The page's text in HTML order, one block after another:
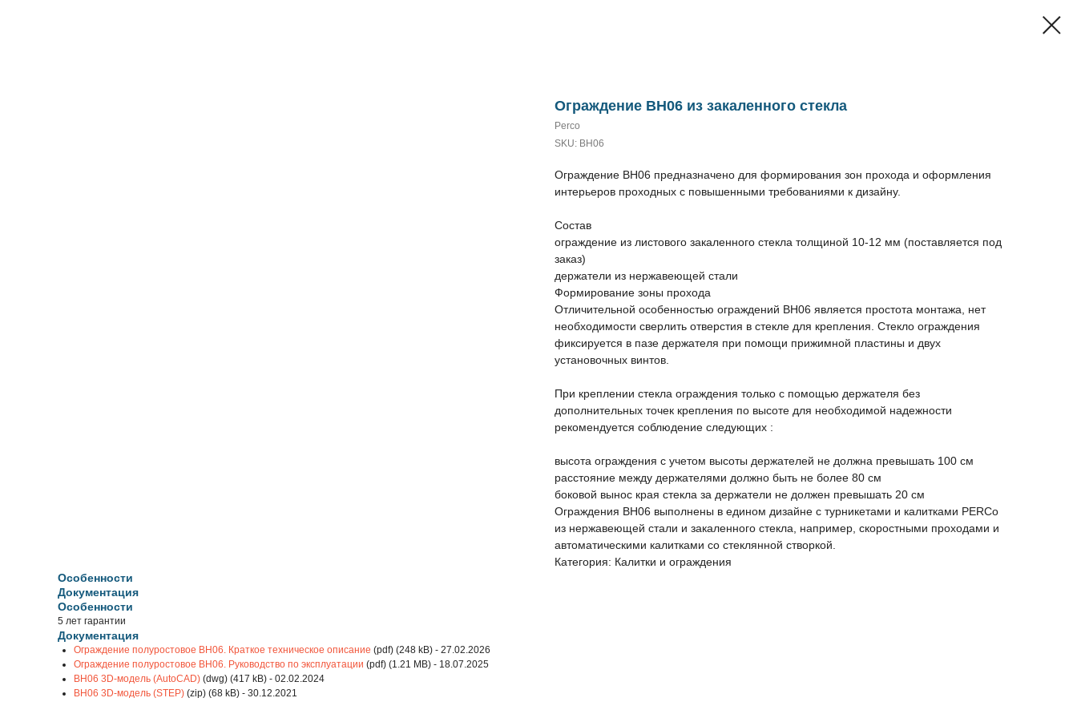
Ограждение BH06 из закаленного стекла
Perco
SKU: BH06
Ограждение BH06 предназначено для формирования зон прохода и оформления
интерьеров проходных с повышенными требованиями к дизайну.
Cостав
ограждение из листового закаленного стекла толщиной 10-12 мм (поставляется под
заказ)
держатели из нержавеющей стали
Формирование зоны прохода
Отличительной особенностью ограждений BH06 является простота монтажа, нет
необходимости сверлить отверстия в стекле для крепления. Стекло ограждения
фиксируется в пазе держателя при помощи прижимной пластины и двух
установочных винтов.
При креплении стекла ограждения только с помощью держателя без
дополнительных точек крепления по высоте для необходимой надежности
рекомендуется соблюдение следующих :
высота ограждения с учетом высоты держателей не должна превышать 100 см
расстояние между держателями должно быть не более 80 см
боковой вынос края стекла за держатели не должен превышать 20 см
Ограждения BH06 выполнены в едином дизайне с турникетами и калитками PERCo
из нержавеющей стали и закаленного стекла, например, скоростными проходами и
автоматическими калитками со стеклянной створкой.
Категория: Калитки и ограждения
Особенности
Документация
Особенности
5 лет гарантии
Документация
Ограждение полуростовое BH06. Краткое техническое описание (pdf) (248 kB) - 27.02.2026
Ограждение полуростовое BH06. Руководство по эксплуатации (pdf) (1.21 MB) - 18.07.2025
BH06 3D-модель (AutoCAD) (dwg) (417 kB) - 02.02.2024
BH06 3D-модель (STEP) (zip) (68 kB) - 30.12.2021